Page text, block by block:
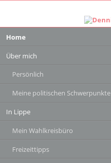
überspringen
Home
Über mich
Persönlich
Meine politischen Schwerpunkte
In Lippe
Mein Wahlkreisbüro
Freizeittipps